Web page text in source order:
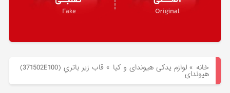
خانه »لوازم یدکی هیوندای و کیا » قاب زير باتري (371502E100)
هیوندای